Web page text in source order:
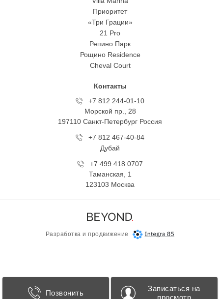
Позвонить
Записаться на
просмотр
Приоритет
«Три Грации»
21 Pro
Репино Парк
Рощино Residence
Cheval Court
Контакты
+7 812 244-01-10
Морской пр., 28
197110 Санкт-Петербург Росcия
+7 812 467-40-84
Дубай
+7 499 418 0707
Таманская, 1
123103 Москва
Разработка и продвижение